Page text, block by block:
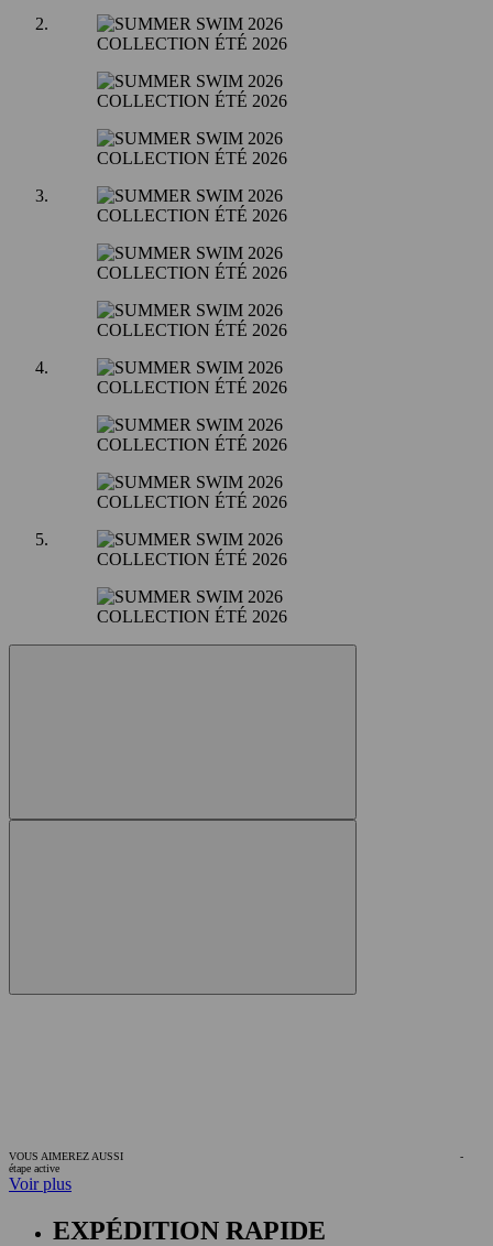
COLLECTION ÉTÉ 2026
COLLECTION ÉTÉ 2026
COLLECTION ÉTÉ 2026
COLLECTION ÉTÉ 2026
COLLECTION ÉTÉ 2026
COLLECTION ÉTÉ 2026
COLLECTION ÉTÉ 2026
COLLECTION ÉTÉ 2026
COLLECTION ÉTÉ 2026
COLLECTION ÉTÉ 2026
COLLECTION ÉTÉ 2026
VOUS AIMEREZ AUSSI
-
étape active
Voir plus
EXPÉDITION RAPIDE